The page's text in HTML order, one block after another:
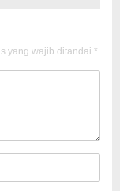
yang wajib ditandai *